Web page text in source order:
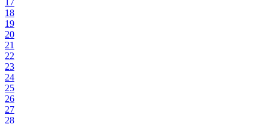
17
18
19
20
21
22
23
24
25
26
27
28